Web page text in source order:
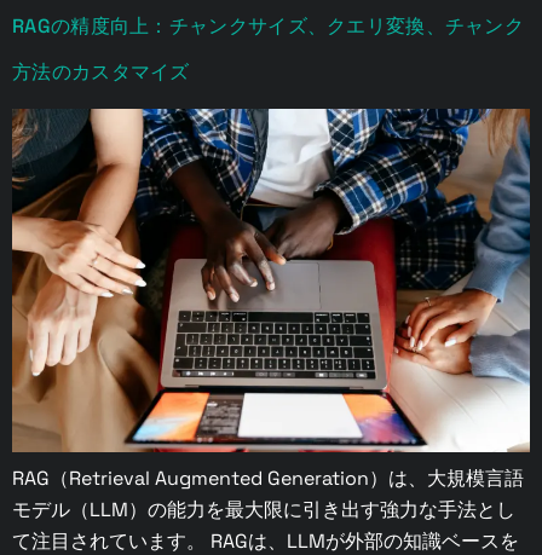
RAGの精度向上：チャンクサイズ、クエリ変換、チャンク
方法のカスタマイズ
RAG（Retrieval Augmented Generation）は、大規模言語
モデル（LLM）の能力を最大限に引き出す強力な手法とし
て注目されています。 RAGは、LLMが外部の知識ベースを